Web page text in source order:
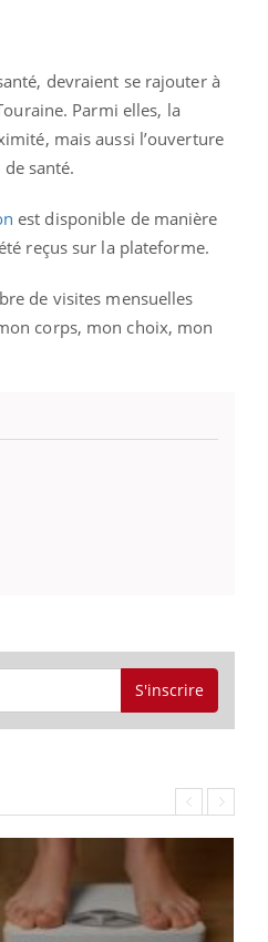
devraient se rajouter à
Parmi elles, la
mais aussi l’ouverture
santé.
est disponible de manière
reçus sur la plateforme.
de visites mensuelles
corps, mon choix, mon
S'inscrire
parler??Youtube